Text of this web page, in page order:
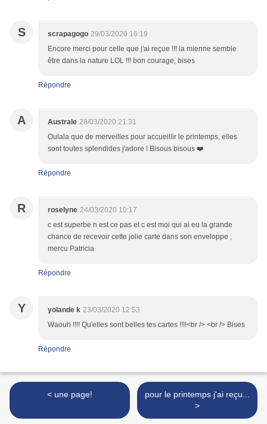
S scrapagogo 29/03/2020 16:19
Encore merci pour celle que j'ai reçue !!! la mienne semble
être dans la nature LOL !!! bon courage, bises
Répondre
A Australe 28/03/2020 21:31
Oulala que de merveilles pour accueillir le printemps, elles
sont toutes splendides j'adore ! Bisous bisous ❤️
Répondre
R roselyne 24/03/2020 10:17
c est superbe n est ce pas et c est moi qui ai eu la grande
chance de recevoir cette jolie carte dans son enveloppe ,
mercu Patricia
Répondre
Y yolande k 23/03/2020 12:53
Waouh !!!! Qu'elles sont belles tes cartes !!!!<br /> <br /> Bises
Répondre
< une page!
pour le printemps j'ai reçu...
>